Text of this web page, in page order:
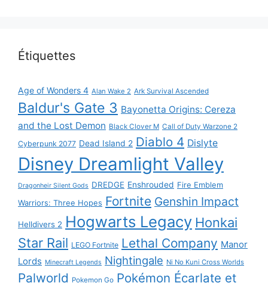
Étiquettes
Age of Wonders 4 Alan Wake 2 Ark Survival Ascended
Baldur's Gate 3 Bayonetta Origins: Cereza
and the Lost Demon Black Clover M Call of Duty Warzone 2
Cyberpunk 2077 Dead Island 2 Diablo 4 Dislyte
Disney Dreamlight Valley
Dragonheir Silent Gods DREDGE Enshrouded Fire Emblem
Warriors: Three Hopes Fortnite Genshin Impact
Helldivers 2 Hogwarts Legacy Honkai
Star Rail LEGO Fortnite Lethal Company Manor
Lords Minecraft Legends Nightingale Ni No Kuni Cross Worlds
Palworld Pokemon Go Pokémon Écarlate et